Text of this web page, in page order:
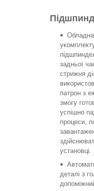
задньої
стрижня
патрон з
змогу
успішно
процеси,
установці.
деталі з